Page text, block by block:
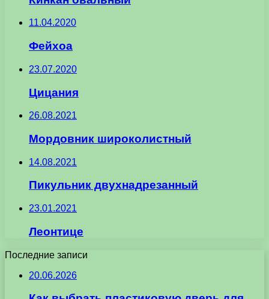
11.04.2020
Фейхоа
23.07.2020
Цицания
26.08.2021
Мордовник широколистный
14.08.2021
Пикульник двухнадрезанный
23.01.2021
Леонтице
Последние записи
20.06.2026